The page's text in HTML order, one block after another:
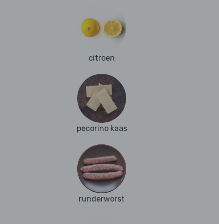
citroen
pecorino kaas
runderworst